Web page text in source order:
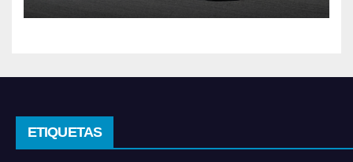
ETIQUETAS